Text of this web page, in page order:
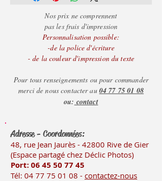
Nos prix ne comprennent
pas les frais d'impression
Personnalisation possible:
-de la police d'écriture
- de la couleur d'impression du texte
Pour tous renseignements ou pour commander
merci de nous contacter au 04 77 75 01 08
ou: contact
Adresse - Coordonnées:
48, rue Jean Jaurès - 42800 Rive de Gier
(Espace partagé chez Déclic Photos)
Port: 06 45 50 77 45
Tél: 04 77 75 01 08 - contactez-nous